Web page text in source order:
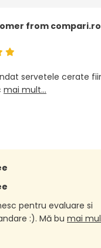
from compari.ro
servetele cerate
mai mult...
pentru evaluare si
:). Mă bu mai